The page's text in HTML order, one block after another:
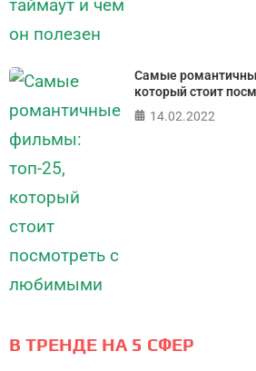
Самые
который стоит
14.02.2022
В ТРЕНДЕ НА 5 СФЕР